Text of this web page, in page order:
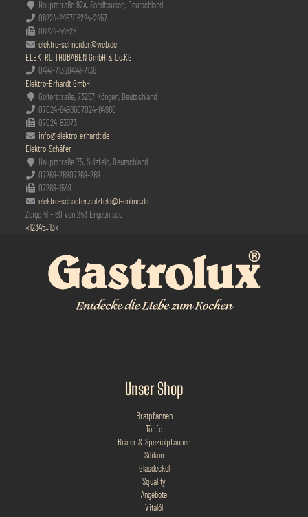
Hauptstraße 92A, Sandhausen, Deutschland
06224-245706224-2457
06224-54528
elektro-schneider@web.de
ELEKTRO THOBABEN GmbH & Co.KG
04141-713804141-7138
Elektro-Erhardt GmbH
Golterstraße, 73257 Köngen, Deutschland
07024-8498607024-84986
07024-83973
info@elektro-erhardt.de
Elektro-Schäfer
Hauptstraße 75, Sulzfeld, Deutschland
07269-28907269-289
07269-1549
elektro-schaefer.sulzfeld@t-online.de
Zeige 41 - 60 von 243 Ergebnisse
«12345...13»
Unser Shop
Bratpfannen
Töpfe
Bräter & Spezialpfannen
Silikon
Glasdeckel
Squality
Angebote
Vitalöl